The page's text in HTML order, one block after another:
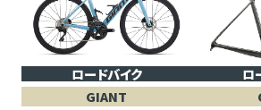
ロードバイク
GIANT
ロ